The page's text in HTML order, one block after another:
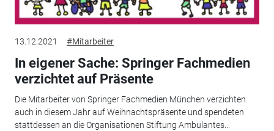
13.12.2021 #Mitarbeiter
In eigener Sache: Springer Fachmedien
verzichtet auf Präsente
Die Mitarbeiter von Springer Fachmedien München verzichten
auch in diesem Jahr auf Weihnachtspräsente und spendeten
stattdessen an die Organisationen Stiftung Ambulantes...